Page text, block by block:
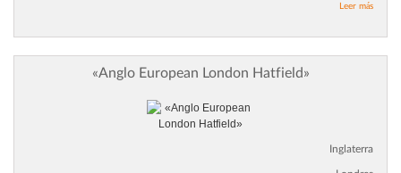
Leer más
«Anglo European London Hatfield»
Inglaterra